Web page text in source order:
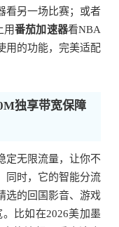
看另一场比赛；或者
用番茄加速器看NBA
用的功能，完美适配
独享带宽保障
定无限流量，让你不
同时，它的智能分流
选的回国影音、游戏
比如在2026美加墨